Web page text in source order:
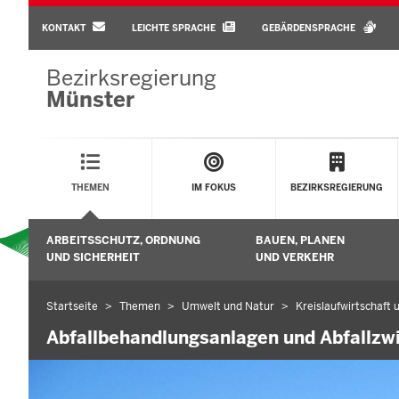
SPRACHEN
KONTAKT LEICHTE SPRACHE GEBÄRDENSPRACHE
Bezirksregierung
Münster
THEMEN IM FOKUS BEZIRKSREGIERUNG
ARBEITSSCHUTZ, ORDNUNG
UND SICHERHEIT
Untermenü öffnen
BAUEN, PLANEN
UND VERKEHR
Sie
befinden
Startseite Themen Umwelt und Natur Kreislaufwirtschaft
Abfallbehandlungsanlagen und